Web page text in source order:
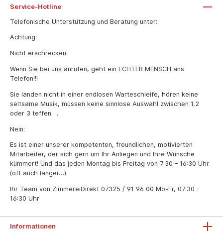
Service-Hotline
Telefonische Unterstützung und Beratung unter:
Achtung:
Nicht erschrecken:
Wenn Sie bei uns anrufen, geht ein ECHTER MENSCH ans
Telefon!!!
Sie landen nicht in einer endlosen Warteschleife, hören keine
seltsame Musik, müssen keine sinnlose Auswahl zwischen 1,2
oder 3 teffen….
Nein:
Es ist einer unserer kompetenten, freundlichen, motivierten
Mitarbeiter, der sich gern um Ihr Anliegen und Ihre Wünsche
kümmert! Und das jeden Montag bis Freitag von 7:30 – 16:30 Uhr
(oft auch länger…)
Ihr Team von ZimmereiDirekt 07325 / 91 96 00 Mo-Fr, 07:30 -
16:30 Uhr
Informationen